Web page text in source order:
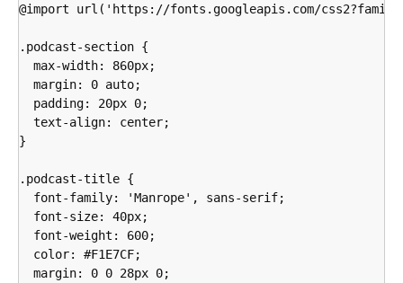
@import url('https://fonts.googleapis.com/
.podcast-section {
  max-width: 860px;
  margin: 0 auto;
  padding: 20px 0;
  text-align: center;
}
.podcast-title {
  font-family: 'Manrope', sans-serif;
  font-size: 40px;
  font-weight: 600;
  color: #F1E7CF;
  margin: 0 0 28px 0;